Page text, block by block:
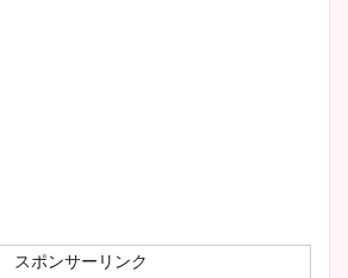
肉も凄い！
スポンサーリンク